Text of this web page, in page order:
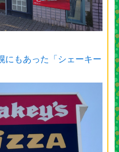
にもあった「シェーキー